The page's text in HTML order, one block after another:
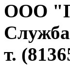
ООО
т.